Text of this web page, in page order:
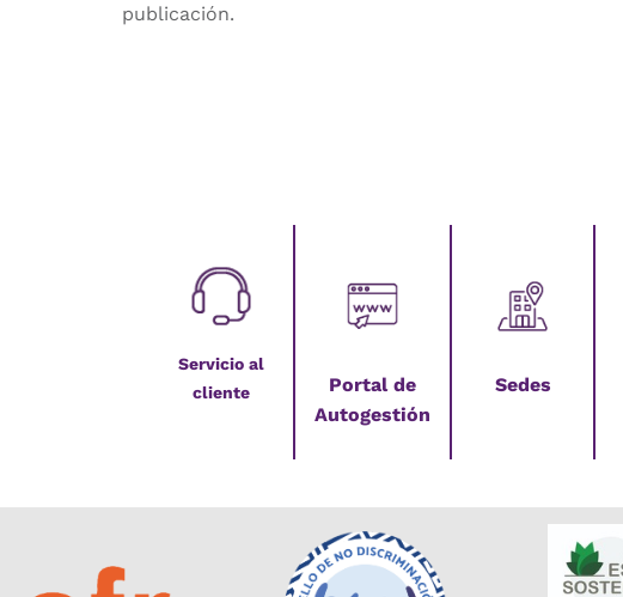
publicación.
Servicio al
cliente
Portal de
Autogestión
Sedes